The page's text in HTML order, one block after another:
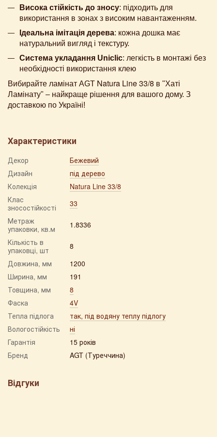
Висока стійкість до зносу: підходить для
використання в зонах з високим навантаженням.
Ідеальна імітація дерева: кожна дошка має
натуральний вигляд і текстуру.
Система укладання Uniclic: легкість в монтажі без
необхідності використання клею
Вибирайте ламінат AGT Natura Line 33/8 в "Хаті
Ламінату" – найкраще рішення для вашого дому. З
доставкою по Україні!
Характеристики
Декор
Бежевий
Дизайн
під дерево
Колекція
Natura Line 33/8
Клас
зносостійкості
33
Метраж
упаковки, кв.м
1.8336
Кількість в
упаковці, шт
8
Довжина, мм
1200
Ширина, мм
191
Товщина, мм
8
Фаска
4V
Тепла підлога
так, під водяну теплу підлогу
Вологостійкість
ні
Гарантія
15 років
Бренд
AGT (Туреччина)
Відгуки